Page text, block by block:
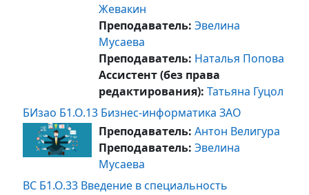
Жевакин
Преподаватель: Эвелина
Мусаева
Преподаватель: Наталья Попова
Ассистент (без права
редактирования): Татьяна Гуцол
БИзао Б1.О.13 Бизнес-информатика ЗАО
Преподаватель: Антон Велигура
Преподаватель: Эвелина
Мусаева
ВС Б1.О.33 Введение в специальность